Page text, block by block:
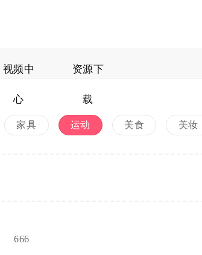
视频中
心
资源下
载
家具 运动 美食 美妆
666